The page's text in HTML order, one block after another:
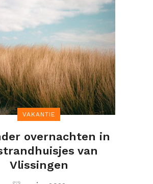
VAKANTIE
overnachten in
van
Vlissingen